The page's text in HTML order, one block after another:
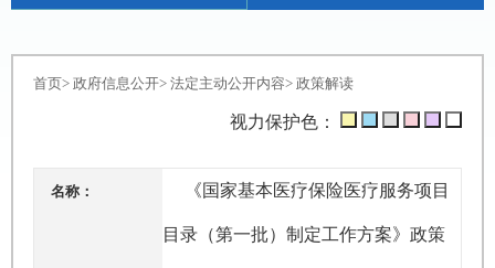
首页> 政府信息公开> 法定主动公开内容> 政策解读
视力保护色：
名称： 《国家基本医疗保险医疗服务项目
目录（第一批）制定工作方案》政策